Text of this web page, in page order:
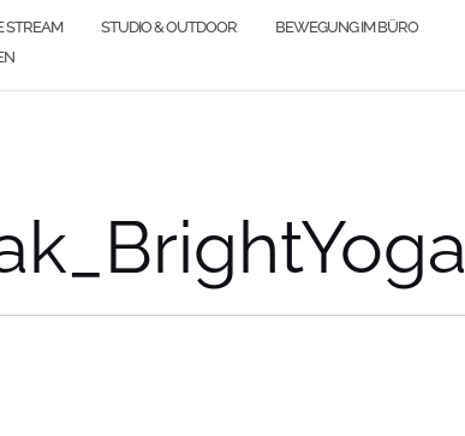
STREAM STUDIO & OUTDOOR
BEWEGUNG IM BÜRO